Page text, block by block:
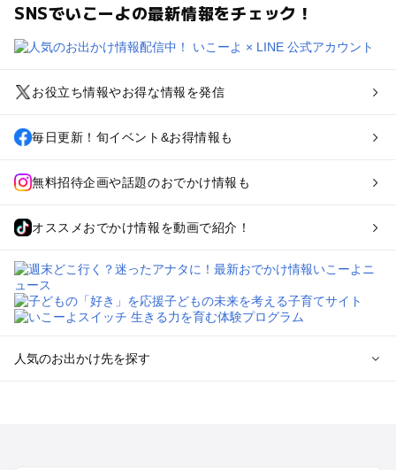
SNSでいこーよの最新情報をチェック！
お役立ち情報やお得な情報を発信
毎日更新！旬イベント&お得情報も
無料招待企画や話題のおでかけ情報も
オススメおでかけ情報を動画で紹介！
人気のお出かけ先を探す